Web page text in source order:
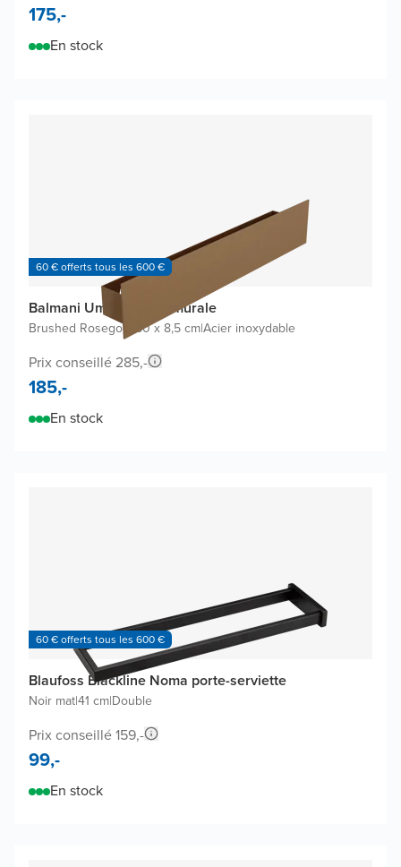
175,-
En stock
60 € offerts tous les 600 €
Balmani Uma étagère murale
Brushed Rosegold 60 x 8,5 cm|Acier inoxydable
Prix conseillé 285,-
185,-
En stock
60 € offerts tous les 600 €
Blaufoss Blackline Noma porte-serviette
Noir mat|41 cm|Double
Prix conseillé 159,-
99,-
En stock